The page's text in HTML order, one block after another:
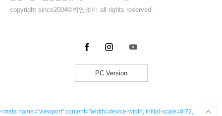
copyright since2004©빅앤조이 all rights reserved.
PC Version
<meta name="viewport" content="width=device-width, initial-scale=0.72,